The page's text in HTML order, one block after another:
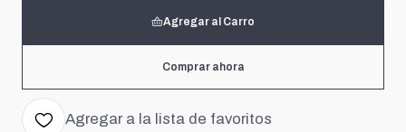
Agregar al Carro
Comprar ahora
Agregar a la lista de favoritos